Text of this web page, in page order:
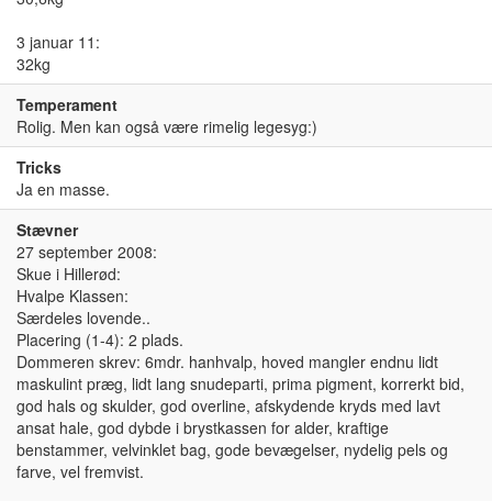
3 januar 11:
32kg
Temperament
Rolig. Men kan også være rimelig legesyg:)
Tricks
Ja en masse.
Stævner
27 september 2008:
Skue i Hillerød:
Hvalpe Klassen:
Særdeles lovende..
Placering (1-4): 2 plads.
Dommeren skrev: 6mdr. hanhvalp, hoved mangler endnu lidt
maskulint præg, lidt lang snudeparti, prima pigment, korrerkt bid,
god hals og skulder, god overline, afskydende kryds med lavt
ansat hale, god dybde i brystkassen for alder, kraftige
benstammer, velvinklet bag, gode bevægelser, nydelig pels og
farve, vel fremvist.